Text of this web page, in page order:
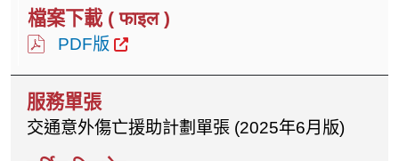
PDF版
交通意外傷亡援助計劃單張 (2025年6月版)